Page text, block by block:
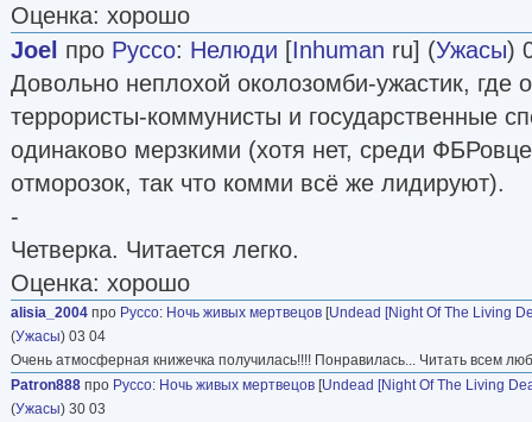
Оценка: хорошо
Joel про Руссо: Нелюди [Inhuman ru] (Ужасы)
Довольно неплохой околозомби-ужастик, где
террористы-коммунисты и государственные
одинаково мерзкими (хотя нет, среди
отморозок, так что комми всё же лидируют).
-
Четверка. Читается легко.
Оценка: хорошо
alisia_2004 про Руссо: Ночь живых мертвецов [Undead [Night Of The Living
(Ужасы) 03 04
Очень атмосферная книжечка получилась!!!! Понравилась... Читать всем
Patron888 про Руссо: Ночь живых мертвецов [Undead [Night Of The Living
(Ужасы) 30 03